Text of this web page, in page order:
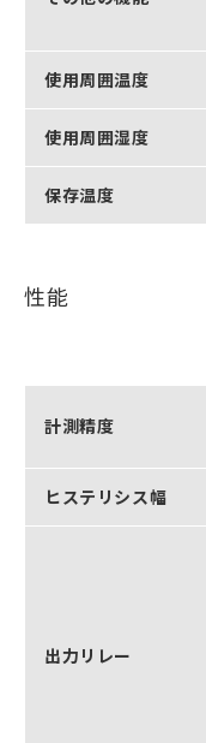
使用周囲温度
使用周囲湿度
保存温度
性能
計測精度
ヒステリシス幅
出力リレー